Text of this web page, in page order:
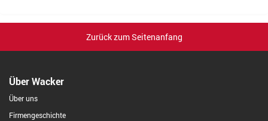
Zurück zum Seitenanfang
Über Wacker
Über uns
Firmengeschichte